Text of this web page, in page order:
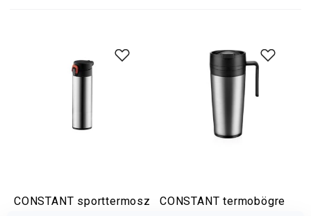
CONSTANT sporttermosz
CONSTANT termobögre